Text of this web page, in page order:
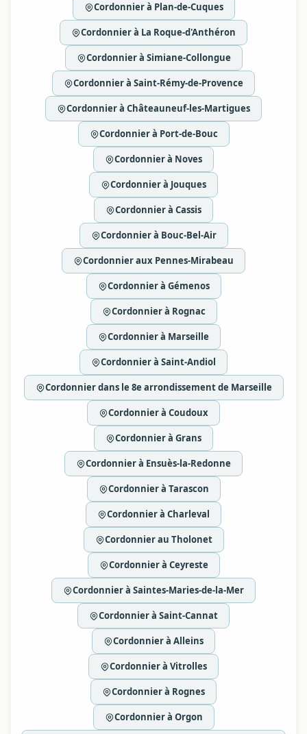
Cordonnier à Plan-de-Cuques
Cordonnier à La Roque-d'Anthéron
Cordonnier à Simiane-Collongue
Cordonnier à Saint-Rémy-de-Provence
Cordonnier à Châteauneuf-les-Martigues
Cordonnier à Port-de-Bouc
Cordonnier à Noves
Cordonnier à Jouques
Cordonnier à Cassis
Cordonnier à Bouc-Bel-Air
Cordonnier aux Pennes-Mirabeau
Cordonnier à Gémenos
Cordonnier à Rognac
Cordonnier à Marseille
Cordonnier à Saint-Andiol
Cordonnier dans le 8e arrondissement de Marseille
Cordonnier à Coudoux
Cordonnier à Grans
Cordonnier à Ensuès-la-Redonne
Cordonnier à Tarascon
Cordonnier à Charleval
Cordonnier au Tholonet
Cordonnier à Ceyreste
Cordonnier à Saintes-Maries-de-la-Mer
Cordonnier à Saint-Cannat
Cordonnier à Alleins
Cordonnier à Vitrolles
Cordonnier à Rognes
Cordonnier à Orgon